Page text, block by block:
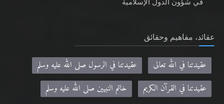
في شؤون الدول الإسلامية
عقائد، مفاهيم وحقائق
عقيدتنا في الله تعالى
عقيدتنا في الرسول صلى الله عليه وسلم
عقيدتنا في القرآن الكريم
خاتم النبيين صلى الله عليه وسلم